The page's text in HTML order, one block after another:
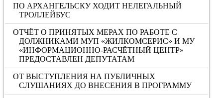
ПО АРХАНГЕЛЬСКУ ХОДИТ НЕЛЕГАЛЬНЫЙ
ТРОЛЛЕЙБУС
ОТЧЁТ О ПРИНЯТЫХ МЕРАХ ПО РАБОТЕ С
ДОЛЖНИКАМИ МУП «ЖИЛКОМСЕРИС» И МУ
«ИНФОРМАЦИОННО-РАСЧЁТНЫЙ ЦЕНТР»
ПРЕДОСТАВЛЕН ДЕПУТАТАМ
ОТ ВЫСТУПЛЕНИЯ НА ПУБЛИЧНЫХ
СЛУШАНИЯХ ДО ВНЕСЕНИЯ В ПРОГРАММУ